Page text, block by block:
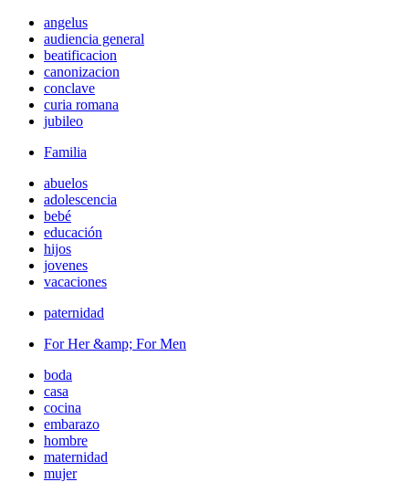
angelus
audiencia general
beatificacion
canonizacion
conclave
curia romana
jubileo
Familia
abuelos
adolescencia
bebé
educación
hijos
jovenes
vacaciones
paternidad
For Her &amp; For Men
boda
casa
cocina
embarazo
hombre
maternidad
mujer